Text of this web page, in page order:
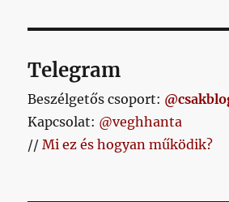
Telegram
Beszélgetős csoport:
Kapcsolat: @veghhanta
//Mi ez és hogyan működik?